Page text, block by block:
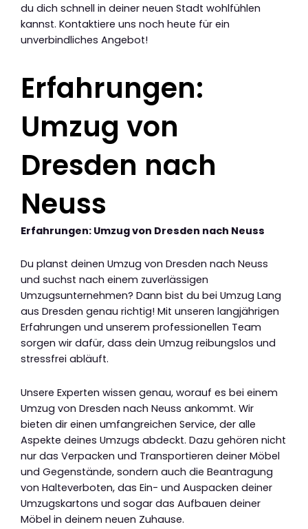
du dich schnell in deiner neuen Stadt wohlfühlen
kannst. Kontaktiere uns noch heute für ein
unverbindliches Angebot!
Erfahrungen:
Umzug von
Dresden nach
Neuss
Erfahrungen: Umzug von Dresden nach Neuss
Du planst deinen Umzug von Dresden nach Neuss
und suchst nach einem zuverlässigen
Umzugsunternehmen? Dann bist du bei Umzug Lang
aus Dresden genau richtig! Mit unseren langjährigen
Erfahrungen und unserem professionellen Team
sorgen wir dafür, dass dein Umzug reibungslos und
stressfrei abläuft.
Unsere Experten wissen genau, worauf es bei einem
Umzug von Dresden nach Neuss ankommt. Wir
bieten dir einen umfangreichen Service, der alle
Aspekte deines Umzugs abdeckt. Dazu gehören nicht
nur das Verpacken und Transportieren deiner Möbel
und Gegenstände, sondern auch die Beantragung
von Halteverboten, das Ein- und Auspacken deiner
Umzugskartons und sogar das Aufbauen deiner
Möbel in deinem neuen Zuhause.